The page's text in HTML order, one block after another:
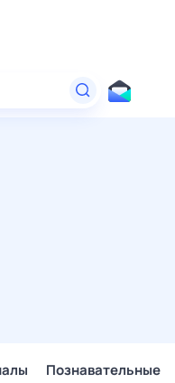
Познавательные